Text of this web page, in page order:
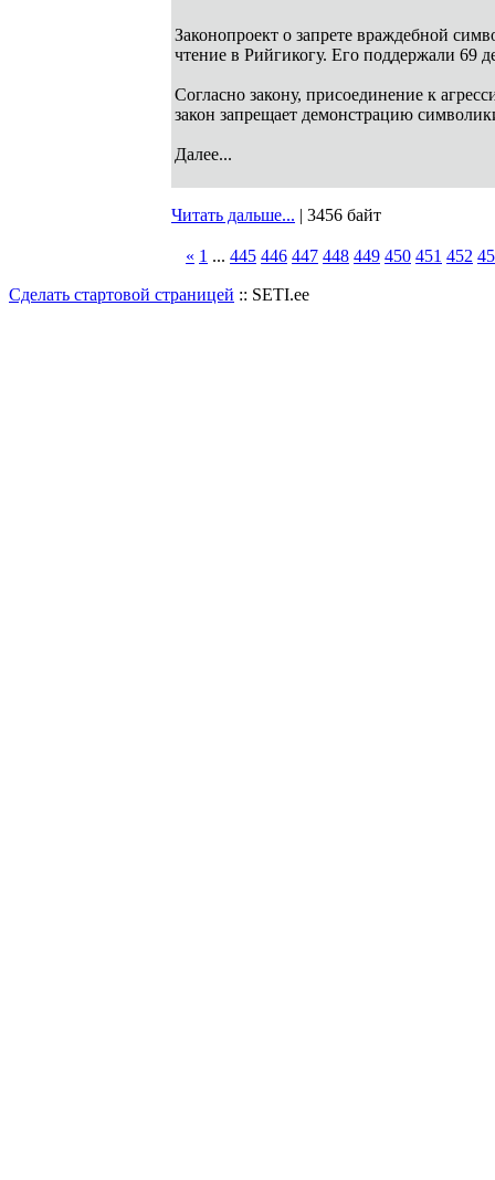
Законопроект о запрете враждебной
чтение в Рийгикогу. Его поддержали 69
Согласно закону, присоединение к
закон запрещает демонстрацию
Далее...
Читать дальше... | 3456 байт
« 1 ... 445 446 447 448 449 450 451 452
Сделать стартовой страницей :: SETI.ee